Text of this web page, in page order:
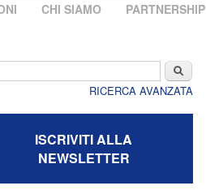
CHI SIAMO PARTNERSHIP
Cerca
RICERCA AVANZATA
ISCRIVITI ALLA
NEWSLETTER